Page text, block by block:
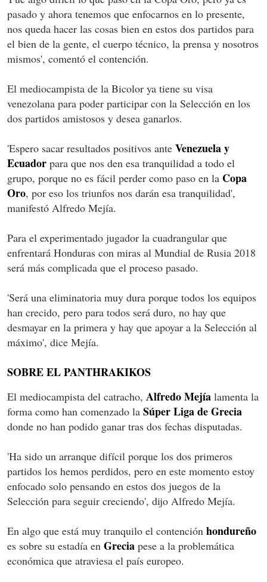
pasado y ahora tenemos que enfocarnos en lo presente,
nos queda hacer las cosas bien en estos dos partidos para
el bien de la gente, el cuerpo técnico, la prensa y nosotros
mismos', comentó el contención.
El mediocampista de la Bicolor ya tiene su visa
venezolana para poder participar con la Selección en los
dos partidos amistosos y desea ganarlos.
'Espero sacar resultados positivos ante Venezuela y
Ecuador para que nos den esa tranquilidad a todo el
grupo, porque no es fácil perder como paso en la Copa
Oro, por eso los triunfos nos darán esa tranquilidad',
manifestó Alfredo Mejía.
Para el experimentado jugador la cuadrangular que
enfrentará Honduras con miras al Mundial de Rusia 2018
será más complicada que el proceso pasado.
'Será una eliminatoria muy dura porque todos los equipos
han crecido, pero para todos será duro, no hay que
desmayar en la primera y hay que apoyar a la Selección al
máximo', dice Mejía.
SOBRE EL PANTHRAKIKOS
El mediocampista del catracho, Alfredo Mejía lamenta la
forma como han comenzado la Súper Liga de Grecia
donde no han podido ganar tras dos fechas disputadas.
'Ha sido un arranque difícil porque los dos primeros
partidos los hemos perdidos, pero en este momento estoy
enfocado solo pensando en estos dos juegos de la
Selección para seguir creciendo', dijo Alfredo Mejía.
En algo que está muy tranquilo el contención hondureño
es sobre su estadía en Grecia pese a la problemática
económica que atraviesa el país europeo.